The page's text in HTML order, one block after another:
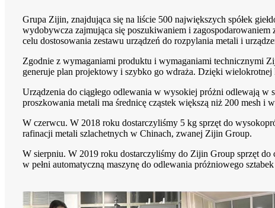
Grupa Zijin, znajdująca się na liście 500 największych spółek
wydobywcza zajmująca się poszukiwaniem i
celu dostosowania zestawu urządzeń do rozpylania metali i
Zgodnie z wymaganiami produktu i wymaganiami technicznymi
generuje plan projektowy i szybko go wdraża. Dzięki
Urządzenia do ciągłego odlewania w wysokiej próżni odlewają
proszkowania metali ma średnicę cząstek większą niż 200 mesh i
W czerwcu. W 2018 roku dostarczyliśmy 5 kg sprzęt do
rafinacji metali szlachetnych w Chinach, zwanej Zijin Group.
W sierpniu. W 2019 roku dostarczyliśmy do Zijin Group sprzęt
w pełni automatyczną maszynę do odlewania próżniowego